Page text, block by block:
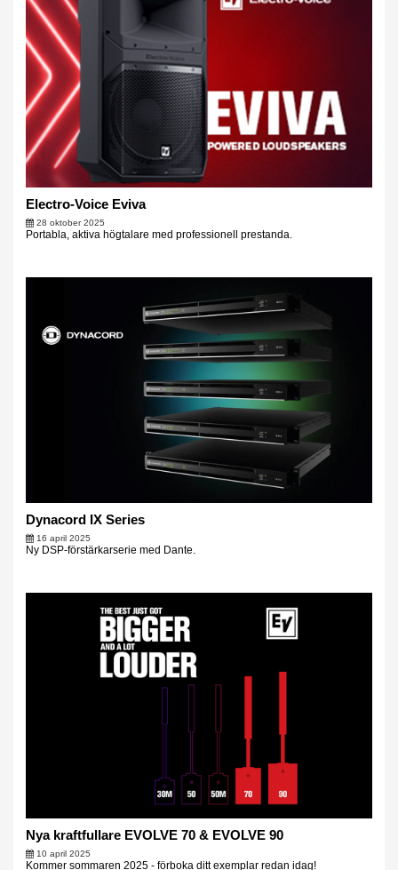
Electro-Voice Eviva
28 oktober 2025
Portabla, aktiva högtalare med professionell prestanda.
Dynacord IX Series
16 april 2025
Ny DSP-förstärkarserie med Dante.
Nya kraftfullare EVOLVE 70 & EVOLVE 90
10 april 2025
Kommer sommaren 2025 - förboka ditt exemplar redan idag!